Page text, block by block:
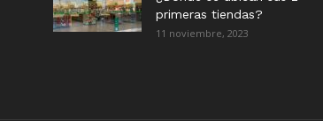
primeras tiendas?
11 noviembre, 2023